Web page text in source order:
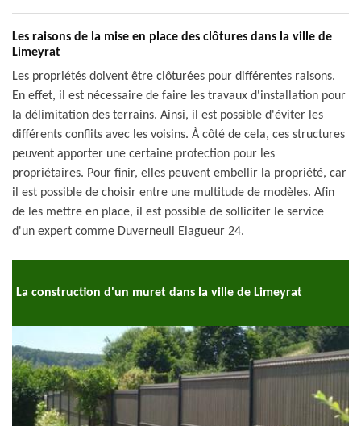
Les raisons de la mise en place des clôtures dans la ville de
Limeyrat
Les propriétés doivent être clôturées pour différentes raisons.
En effet, il est nécessaire de faire les travaux d'installation pour
la délimitation des terrains. Ainsi, il est possible d'éviter les
différents conflits avec les voisins. À côté de cela, ces structures
peuvent apporter une certaine protection pour les
propriétaires. Pour finir, elles peuvent embellir la propriété, car
il est possible de choisir entre une multitude de modèles. Afin
de les mettre en place, il est possible de solliciter le service
d'un expert comme Duverneuil Elagueur 24.
La construction d'un muret dans la ville de Limeyrat